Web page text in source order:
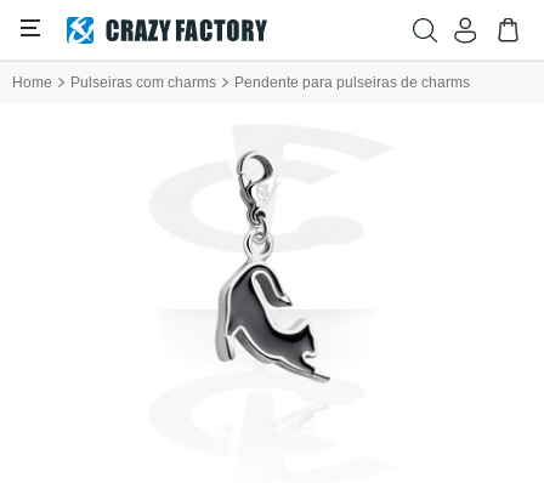
Home Pulseiras com charms Pendente para pulseiras de charms